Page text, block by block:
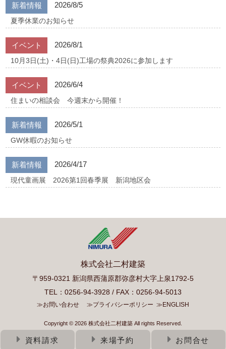
新着情報 2026/8/5
夏季休業のお知らせ
イベント 2026/8/1
10月3日(土)・4日(日)工場の祭典2026に参加します
イベント 2026/6/4
住まいの相談会 今週末から開催！
新着情報 2026/5/1
GW休暇のお知らせ
新着情報 2026/4/17
現代童画展 2026第1回春季展 新潟地区会
資料請求 来場予約 お問合せ
株式会社二村建築
〒959-0321 新潟県西蒲原郡弥彦村大字上泉1792-5
TEL：0256-94-3928 / FAX：0256-94-5013
≫お問い合わせ ≫プライバシーポリシー ≫ENGLISH
Copyright © 2026 株式会社二村建築 All rights Reserved.